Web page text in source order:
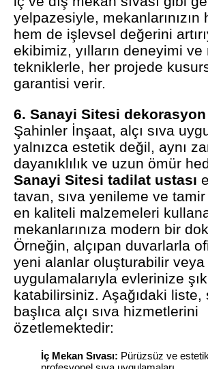
yelpazesiyle, mekanlarınızın
hem de işlevsel değerini
ekibimiz, yılların deneyimi ve
tekniklerle, her projede
garantisi verir.
6. Sanayi Sitesi dekorasyon
Şahinler İnşaat, alçı sıva
yalnızca estetik değil, aynı
dayanıklılık ve uzun ömür
Sanayi Sitesi tadilat ustası
tavan, sıva yenileme ve
en kaliteli malzemeleri
mekanlarınıza modern bir
Örneğin, alçıpan duvarlarla
yeni alanlar oluşturabilir veya
uygulamalarıyla evlerinize
katabilirsiniz. Aşağıdaki liste,
başlıca alçı sıva hizmetlerini
özetlemektedir:
İç Mekan Sıvası: Pürüzsüz ve